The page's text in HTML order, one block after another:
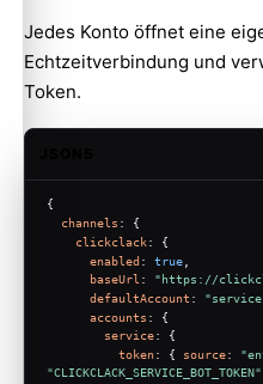
Jedes Konto öffnet eine
Echtzeitverbindung und
Token.
{
channels : {
clickclack: {
enabled : true
baseUrl : "https://
defaultAccount :
accounts : {
service: {
token: { source:
"CLICKCLACK_SERVICE_BOT_TOKEN"